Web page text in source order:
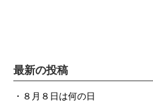
最新の投稿
８月８日は何の日